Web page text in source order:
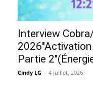
Interview
Partie
Cindy LG - 4 juillet, 2026